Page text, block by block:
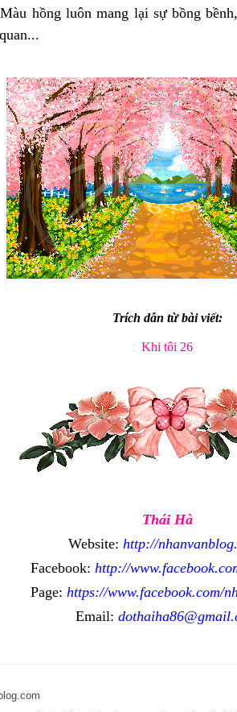
hồng luôn mang lại sự bồng
Trích dẫn từ bài viết:
Khi tôi 26
Thái Hà
Website: http://
Facebook: http://
Page: https://www.facebook.com/
Email: